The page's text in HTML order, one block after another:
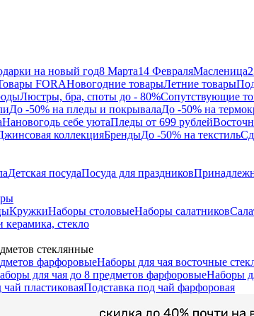
на новый год8 Марта14 ФевраляМасленица
FORAНовогодние товарыЛетние товары
Люстры, бра, споты до - 80%Сопутствующие
До -50% на пледы и покрывалаДо -50% на
Нановогодь себе уютаПледы от 699 рублей
коллекцияБрендыДо -50% на текстиль
Детская посудаПосуда для праздников
КружкиНаборы столовыеНаборы салатников
стекло
стеклянные
фарфоровыеНаборы для чая восточные
для чая до 8 предметов фарфоровыеНаборы
пластиковаяПодставка под чай фарфоровая